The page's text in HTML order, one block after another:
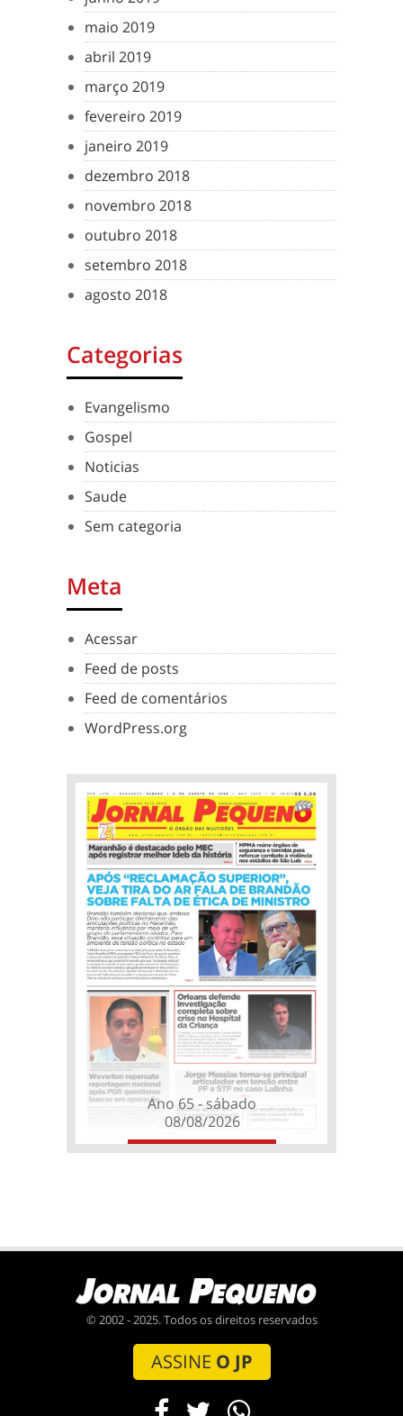
maio 2019
abril 2019
março 2019
fevereiro 2019
janeiro 2019
dezembro 2018
novembro 2018
outubro 2018
setembro 2018
agosto 2018
Categorias
Evangelismo
Gospel
Noticias
Saude
Sem categoria
Meta
Acessar
Feed de posts
Feed de comentários
WordPress.org
Ano 65 - sábado
08/08/2026
© 2002 - 2025. Todos os direitos reservados
ASSINE O JP